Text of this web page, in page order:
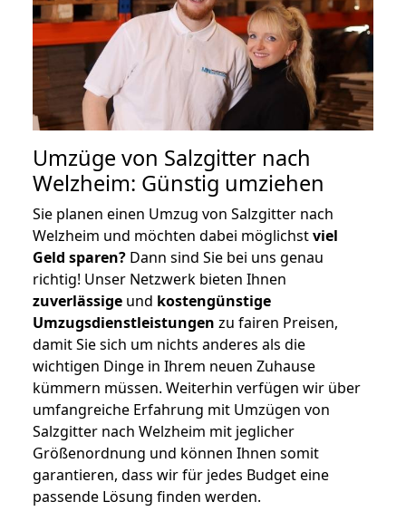
Umzüge von Salzgitter nach
Welzheim: Günstig umziehen
Sie planen einen Umzug von Salzgitter nach
Welzheim und möchten dabei möglichstviel
Geld sparen? Dann sind Sie bei uns genau
richtig! Unser Netzwerk bieten Ihnen
zuverlässige und kostengünstige
Umzugsdienstleistungen zu fairen Preisen,
damit Sie sich um nichts anderes als die
wichtigen Dinge in Ihrem neuen Zuhause
kümmern müssen. Weiterhin verfügen wir über
umfangreiche Erfahrung mit Umzügen von
Salzgitter nach Welzheim mit jeglicher
Größenordnung und können Ihnen somit
garantieren, dass wir für jedes Budget eine
passende Lösung finden werden.